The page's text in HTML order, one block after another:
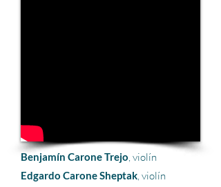
Benjamín Carone Trejo, violín
Edgardo Carone Sheptak, violín